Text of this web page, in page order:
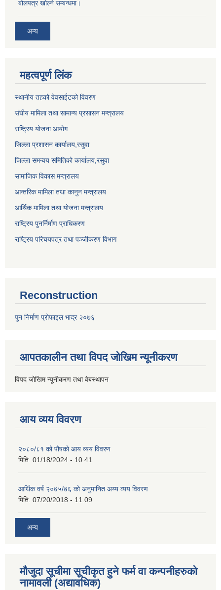
बोलपत्र खोल्ने सम्बन्धमा।
अन्य
महत्वपूर्ण लिंक
स्थानीय तहको वेवसाईटको विवरण
संघीय मामिला तथा सामान्य प्रसासन मन्त्रालय
राष्ट्रिय योजना आयोग
जिल्ला प्रशासन कार्यालय, रसुवा
जिल्ला समन्वय समितिको कार्यालय, रसुवा
सामाजिक विकास मन्त्रालय
आन्तरिक मामिला तथा कानुन मन्त्रालय
आर्थिक मामिला तथा योजना मन्त्रालय
राष्ट्रिय पुनर्निर्माण प्राधिकरण
राष्ट्रिय परिचयपत्र तथा पञ्जीकरण विभाग
Reconstruction
पुन निर्माण प्रोफाइल भाद्र २०७६
आपतकालीन तथा विपद जोखिम न्यूनीकरण
विपद जोखिम न्यूनीकरण तथा वेबस्थापन
आय व्यय विवरण
२०८०/८१ को पौषको आय व्यय विवरण
मिति: 01/18/2024 - 10:41
आर्थिक वर्ष २०७५/७६ को अनुमानित अय्य व्यय विवरण
मिति: 07/20/2018 - 11:09
अन्य
मौजुदा सूचीमा सूचीकृत हुने फर्म वा कन्पनीहरुको
नामावली (अद्यावधिक)